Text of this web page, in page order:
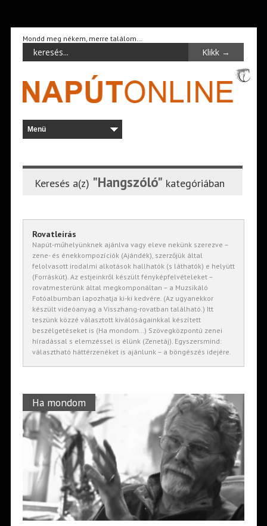
Mondd meg nékem, merre találom…
Keresés a(z) "Hangszóló" kategóriában
Rovatleírás
Napút-műhelyünknek ajánlva vagy eleve nekünk szerezve –
zene- és énekkompozíciók (Ajándék), szerzőjük által
felolvasott irodalmi alkotások hallhatók (s láthatók) e helyütt
(Forráskút). Az estjeinkről készült fényképfelvételeket –
rovatmesterünk által megkomponáltan – a Muzsikáló
Fotóalbumban lapozhatja ki-ki kedvére. (Az ugyanekkor
készült videóanyag a Visszhang-rovatban található.) Itt
teszünk közzé választott kiválóságainkkal készített
beszélgetéseket is (Ha mondom…) Szövegközpontú zenei
híradással s elemzéssel is élünk (Zenetáj). Egyszersmind:
választható háttérzenéket is ajánlunk – a böngészés idejére.
Ha mondom